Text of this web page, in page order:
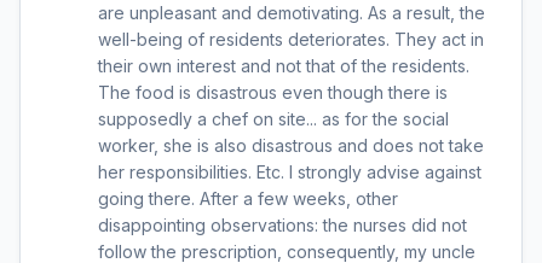
are unpleasant and demotivating. As a result, the
well-being of residents deteriorates. They act in
their own interest and not that of the residents.
The food is disastrous even though there is
supposedly a chef on site... as for the social
worker, she is also disastrous and does not take
her responsibilities. Etc. I strongly advise against
going there. After a few weeks, other
disappointing observations: the nurses did not
follow the prescription, consequently, my uncle